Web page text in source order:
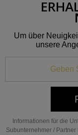
Um über
unsere
Informationen für die
Subunternehmer /